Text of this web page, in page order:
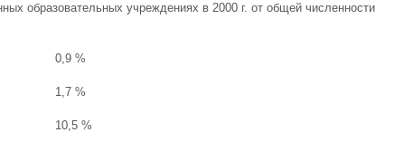
образовательных учреждениях в 2000 г. от общей численности
0,9 %
1,7 %
10,5 %